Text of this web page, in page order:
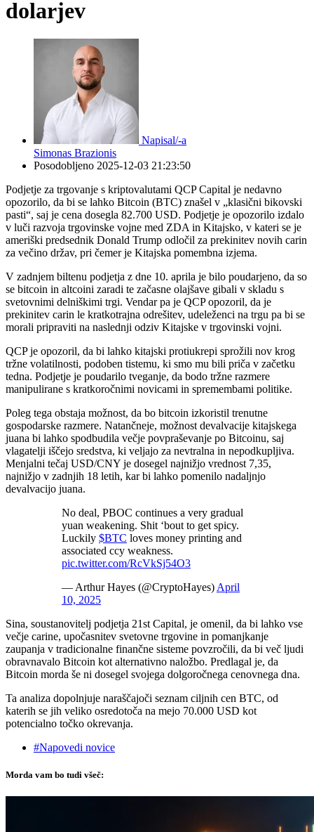
dolarjev
Napisal/-a
Simonas Brazionis
Posodobljeno 2025-12-03 21:23:50
Podjetje za trgovanje s kriptovalutami QCP Capital je nedavno
opozorilo, da bi se lahko Bitcoin (BTC) znašel v „klasični bikovski
pasti“, saj je cena dosegla 82.700 USD. Podjetje je opozorilo izdalo
v luči razvoja trgovinske vojne med ZDA in Kitajsko, v kateri se je
ameriški predsednik Donald Trump odločil za prekinitev novih carin
za večino držav, pri čemer je Kitajska pomembna izjema.
V zadnjem biltenu podjetja z dne 10. aprila je bilo poudarjeno, da so
se bitcoin in altcoini zaradi te začasne olajšave gibali v skladu s
svetovnimi delniškimi trgi. Vendar pa je QCP opozoril, da je
prekinitev carin le kratkotrajna odrešitev, udeleženci na trgu pa bi se
morali pripraviti na naslednji odziv Kitajske v trgovinski vojni.
QCP je opozoril, da bi lahko kitajski protiukrepi sprožili nov krog
tržne volatilnosti, podoben tistemu, ki smo mu bili priča v začetku
tedna. Podjetje je poudarilo tveganje, da bodo tržne razmere
manipulirane s kratkoročnimi novicami in spremembami politike.
Poleg tega obstaja možnost, da bo bitcoin izkoristil trenutne
gospodarske razmere. Natančneje, možnost devalvacije kitajskega
juana bi lahko spodbudila večje povpraševanje po Bitcoinu, saj
vlagatelji iščejo sredstva, ki veljajo za nevtralna in nepodkupljiva.
Menjalni tečaj USD/CNY je dosegel najnižjo vrednost 7,35,
najnižjo v zadnjih 18 letih, kar bi lahko pomenilo nadaljnjo
devalvacijo juana.
No deal, PBOC continues a very gradual
yuan weakening. Shit ‘bout to get spicy.
Luckily $BTC loves money printing and
associated ccy weakness.
pic.twitter.com/RcVkSj54O3
— Arthur Hayes (@CryptoHayes) April
10, 2025
Sina, soustanovitelj podjetja 21st Capital, je omenil, da bi lahko vse
večje carine, upočasnitev svetovne trgovine in pomanjkanje
zaupanja v tradicionalne finančne sisteme povzročili, da bi več ljudi
obravnavalo Bitcoin kot alternativno naložbo. Predlagal je, da
Bitcoin morda še ni dosegel svojega dolgoročnega cenovnega dna.
Ta analiza dopolnjuje naraščajoči seznam ciljnih cen BTC, od
katerih se jih veliko osredotoča na mejo 70.000 USD kot
potencialno točko okrevanja.
#Napovedi novice
Morda vam bo tudi všeč: